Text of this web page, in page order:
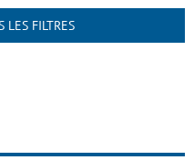
LES FILTRES